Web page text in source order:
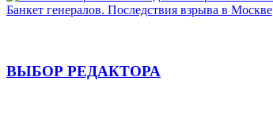
Банкет генералов. Последствия взрыва в Москве
ВЫБОР РЕДАКТОРА